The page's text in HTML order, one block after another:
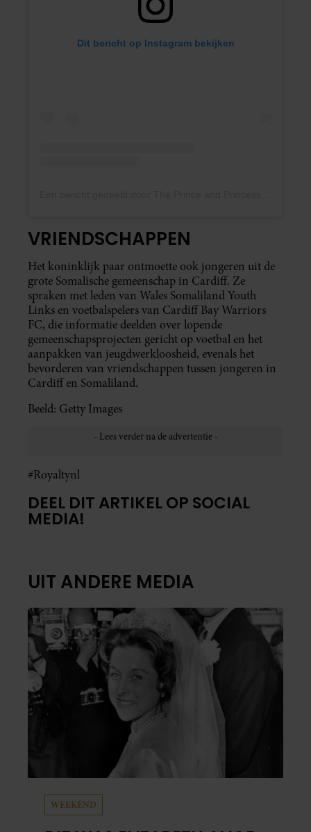
Dit bericht op Instagram bekijken
VRIENDSCHAPPEN
Het koninklijk paar ontmoette ook jongeren uit de
grote Somalische gemeenschap in Cardiff. Ze
spraken met leden van Wales Somaliland Youth
Links en voetbalspelers van Cardiff Bay Warriors
FC, die informatie deelden over lopende
gemeenschapsprojecten gericht op voetbal en het
aanpakken van jeugdwerkloosheid, evenals het
bevorderen van vriendschappen tussen jongeren in
Cardiff en Somaliland.
Beeld: Getty Images
#Royaltynl
DEEL DIT ARTIKEL OP SOCIAL
MEDIA!
UIT ANDERE MEDIA
WEEKEND